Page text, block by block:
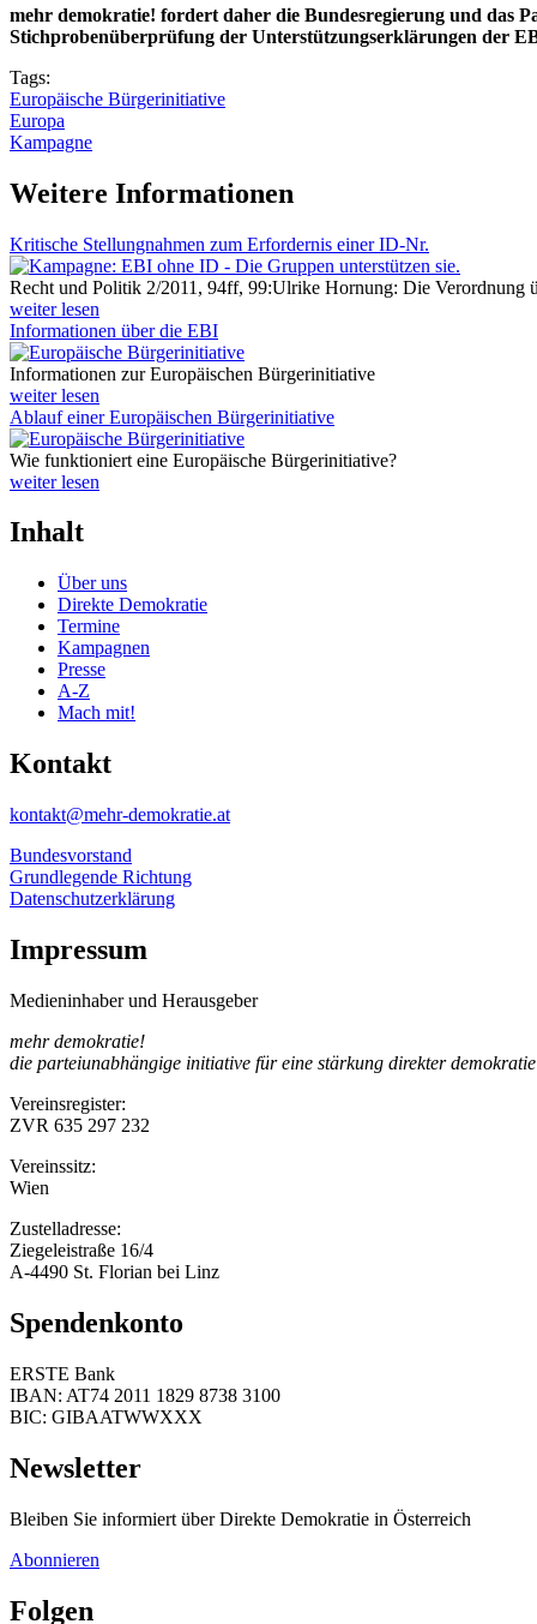
mehr demokratie! fordert daher die Bundesregierung und das
Stichprobenüberprüfung der Unterstützungserklärungen der
Tags:
Europäische Bürgerinitiative
Europa
Kampagne
Weitere Informationen
Kritische Stellungnahmen zum Erfordernis einer ID-Nr.
Recht und Politik 2/2011, 94ff, 99:Ulrike Hornung: Die Verordnung
weiter lesen
Informationen über die EBI
Informationen zur Europäischen Bürgerinitiative
weiter lesen
Ablauf einer Europäischen Bürgerinitiative
Wie funktioniert eine Europäische Bürgerinitiative?
weiter lesen
Inhalt
Über uns
Direkte Demokratie
Termine
Kampagnen
Presse
A-Z
Mach mit!
Kontakt
kontakt@mehr-demokratie.at
Bundesvorstand
Grundlegende Richtung
Datenschutzerklärung
Impressum
Medieninhaber und Herausgeber
mehr demokratie!
die parteiunabhängige initiative für eine stärkung direkter
Vereinsregister:
ZVR 635 297 232
Vereinssitz:
Wien
Zustelladresse:
Ziegeleistraße 16/4
A-4490 St. Florian bei Linz
Spendenkonto
ERSTE Bank
IBAN: AT74 2011 1829 8738 3100
BIC: GIBAATWWXXX
Newsletter
Bleiben Sie informiert über Direkte Demokratie in Österreich
Abonnieren
Folgen